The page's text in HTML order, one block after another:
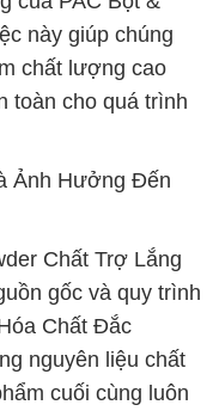
này giúp chúng
chất lượng cao
toàn cho quá trình
Ảnh Hưởng Đến
Chất Trợ Lắng
gốc và quy trình
Chất Đắc
nguyên liệu chất
cuối cùng luôn